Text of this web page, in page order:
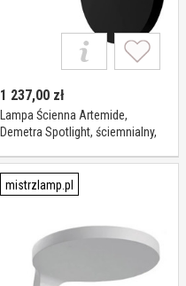
1 237,00 zł
Lampa Ścienna Artemide,
Demetra Spotlight, ściemnialny,
mistrzlamp.pl